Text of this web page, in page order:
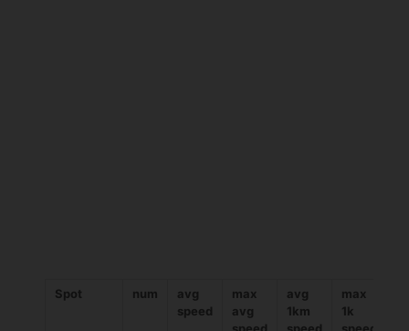
Spot num
avg
speed
max
avg
speed
avg
1km
speed
max
1k
speed